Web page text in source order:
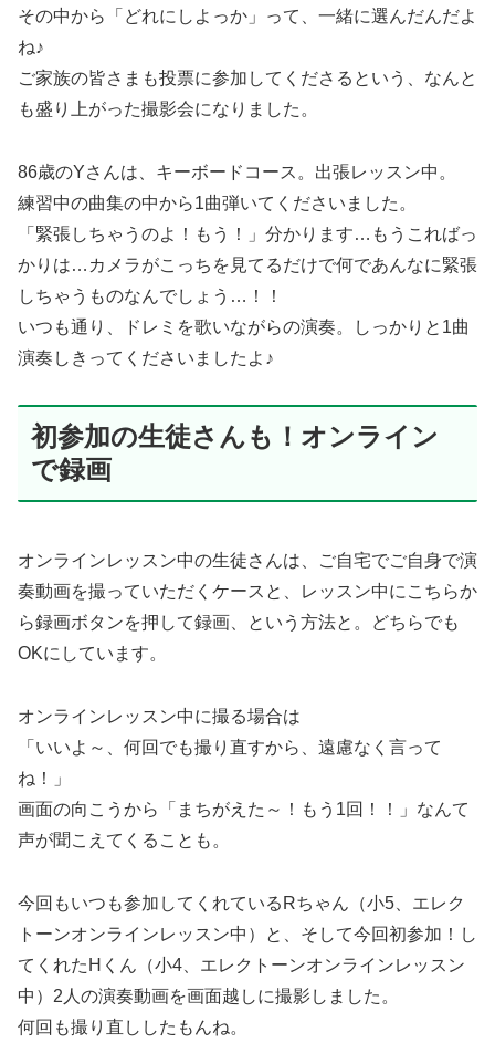
その中から「どれにしよっか」って、一緒に選んだんだよ
ね♪
ご家族の皆さまも投票に参加してくださるという、なんと
も盛り上がった撮影会になりました。
86歳のYさんは、キーボードコース。出張レッスン中。
練習中の曲集の中から1曲弾いてくださいました。
「緊張しちゃうのよ！もう！」分かります…もうこればっ
かりは…カメラがこっちを見てるだけで何であんなに緊張
しちゃうものなんでしょう…！！
いつも通り、ドレミを歌いながらの演奏。しっかりと1曲
演奏しきってくださいましたよ♪
初参加の生徒さんも！オンライン
で録画
オンラインレッスン中の生徒さんは、ご自宅でご自身で演
奏動画を撮っていただくケースと、レッスン中にこちらか
ら録画ボタンを押して録画、という方法と。どちらでも
OKにしています。
オンラインレッスン中に撮る場合は
「いいよ～、何回でも撮り直すから、遠慮なく言って
ね！」
画面の向こうから「まちがえた～！もう1回！！」なんて
声が聞こえてくることも。
今回もいつも参加してくれているRちゃん（小5、エレク
トーンオンラインレッスン中）と、そして今回初参加！し
てくれたHくん（小4、エレクトーンオンラインレッスン
中）2人の演奏動画を画面越しに撮影しました。
何回も撮り直ししたもんね。